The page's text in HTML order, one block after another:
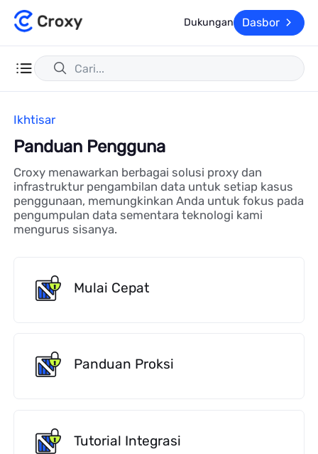
Dukungan Dasbor
Ikhtisar
Panduan Pengguna
Croxy menawarkan berbagai solusi proxy dan
infrastruktur pengambilan data untuk setiap kasus
penggunaan, memungkinkan Anda untuk fokus pada
pengumpulan data sementara teknologi kami
mengurus sisanya.
Mulai Cepat
Panduan Proksi
Tutorial Integrasi